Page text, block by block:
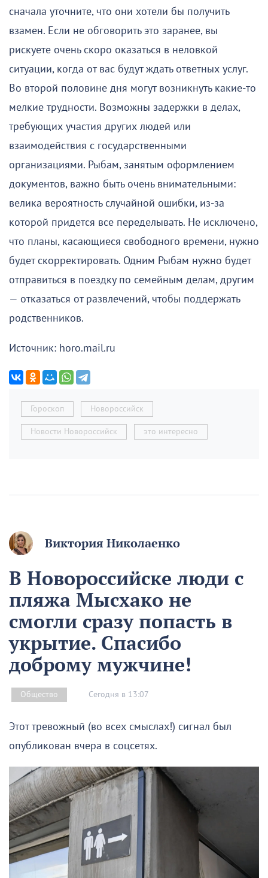
сначала уточните, что они хотели бы получить
взамен. Если не обговорить это заранее, вы
рискуете очень скоро оказаться в неловкой
ситуации, когда от вас будут ждать ответных услуг.
Во второй половине дня могут возникнуть какие-то
мелкие трудности. Возможны задержки в делах,
требующих участия других людей или
взаимодействия с государственными
организациями. Рыбам, занятым оформлением
документов, важно быть очень внимательными:
велика вероятность случайной ошибки, из-за
которой придется все переделывать. Не исключено,
что планы, касающиеся свободного времени, нужно
будет скорректировать. Одним Рыбам нужно будет
отправиться в поездку по семейным делам, другим
— отказаться от развлечений, чтобы поддержать
родственников.
Источник: horo.mail.ru
Гороскоп Новороссийск
Новости Новороссийск это интересно
Виктория Николаенко
В Новороссийске люди с
пляжа Мысхако не
смогли сразу попасть в
укрытие. Спасибо
доброму мужчине!
Общество Сегодня в 13:07
Этот тревожный (во всех смыслах!) сигнал был
опубликован вчера в соцсетях.